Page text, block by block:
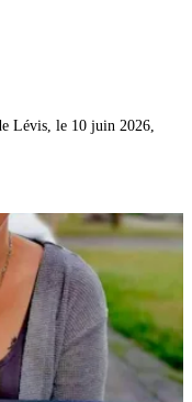
Lévis, le 10 juin 2026,